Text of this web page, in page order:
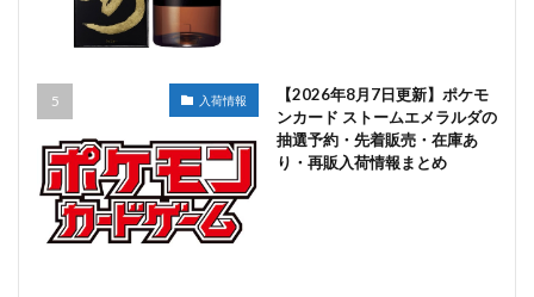
入荷情報
【2026年8月7日更新】ポケモ
ンカード ストームエメラルダの
抽選予約・先着販売・在庫あ
り・再販入荷情報まとめ